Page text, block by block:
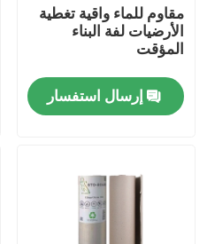
اتصل بنا
لفة حماية الأرضيات المؤقتة
ورق الكرافت لحماية الأرضيات
مقاوم للماء واقية تغطية
الأرضيات لفة البناء
المؤقت
إرسال استفسار